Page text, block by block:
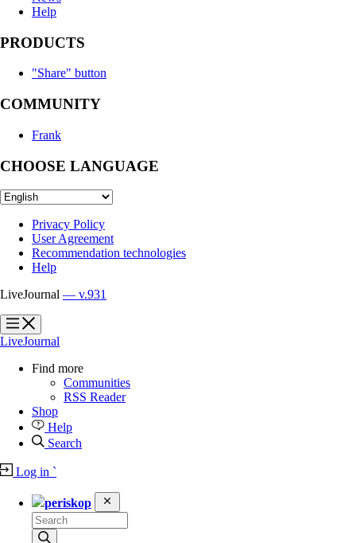
Help
PRODUCTS
"Share" button
COMMUNITY
Frank
CHOOSE LANGUAGE
Privacy Policy
User Agreement
Recommendation technologies
Help
LiveJournal — v.931
?
?
LiveJournal
Find more
Communities
RSS Reader
Shop
Help
Search
Log in `
periskop